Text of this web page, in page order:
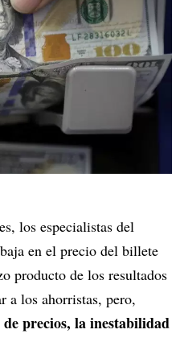
los especialistas del
en el precio del billete
producto de los resultados
a los ahorristas, pero,
precios, la inestabilidad